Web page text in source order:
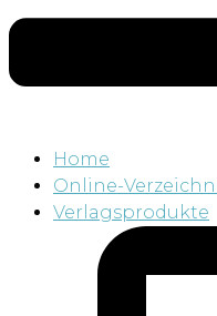
Home
Online-
Verlagsprodukte